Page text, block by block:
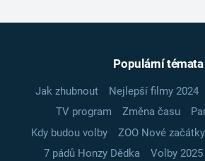
Populární témata
Jak zhubnout Nejlepší filmy 2024
TV program
Změna času
Kdy budou volby
ZOO Nové začátky
7 pádů Honzy Dědka
Volby 2025